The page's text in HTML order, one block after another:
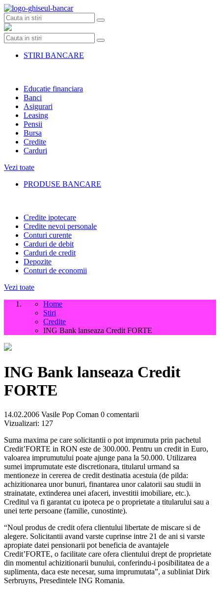
Skip
to
content
STIRI BANCARE
Educatie financiara
Banci
Asigurari
Leasing
Pensii
Bursa
Credite
Carduri
Vezi toate
PRODUSE BANCARE
Credite ipotecare
Credite nevoi personale
Conturi curente
Carduri de debit
Carduri de credit
Depozite
Conturi de economii
Vezi toate
Home
Stiri
Credite
ING Bank lanseaza Credit FORTE
ING Bank lanseaza Credit
FORTE
14.02.2006 Vasile Pop Coman 0 comentarii
Vizualizari: 127
Suma maxima pe care solicitantii o pot imprumuta prin pachetul
Credit’FORTE in RON este de 300.000. Pentru un credit in Euro,
valoarea imprumutului poate ajunge pana la 50.000. Utilizarea
sumei imprumutate este discretionara, titularul urmand sa
mentioneze in cererea de credit destinatia acestuia (de pilda:
achizitionarea unor bunuri, finantarea unor calatorii sau studii in
strainatate, extinderea unei afaceri, investitii imobiliare, etc.).
Creditul va fi garantat cu ipoteca pe o proprietate a titularului sau a
unei terte persoane (familie, cunostinte).
“Noul produs de credit ofera clientului libertate de miscare si de
alegere. Solicitantii avand varste cuprinse intre 21 de ani si varste
apropiate datei pensionarii pot beneficia de avantajele
Credit’FORTE, o facilitate care ofera clientului drept de proprietate
din momentul achizitionarii bunului, conferindu-i posibilitatea de a
suplimenta, daca este necesar, suma imprumutata”, a subliniat Dirk
Serbruyns, Presedintele ING Romania.